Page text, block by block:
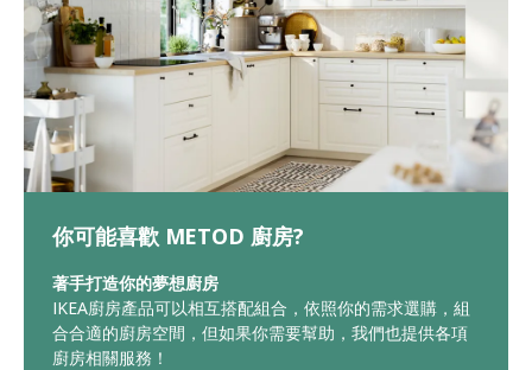
你可能喜歡 METOD 廚房?
著手打造你的夢想廚房
IKEA廚房產品可以相互搭配組合，依照你的需求選購，組
合合適的廚房空間，但如果你需要幫助，我們也提供各項
廚房相關服務！